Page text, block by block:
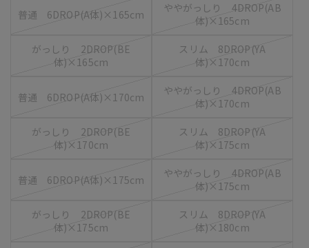
普通 6DROP(A体)×165cm
ややがっしり 4DROP(AB
体)×165cm
がっしり 2DROP(BE
体)×165cm
スリム 8DROP(YA
体)×170cm
普通 6DROP(A体)×170cm
ややがっしり 4DROP(AB
体)×170cm
がっしり 2DROP(BE
体)×170cm
スリム 8DROP(YA
体)×175cm
普通 6DROP(A体)×175cm
ややがっしり 4DROP(AB
体)×175cm
がっしり 2DROP(BE
体)×175cm
スリム 8DROP(YA
体)×180cm